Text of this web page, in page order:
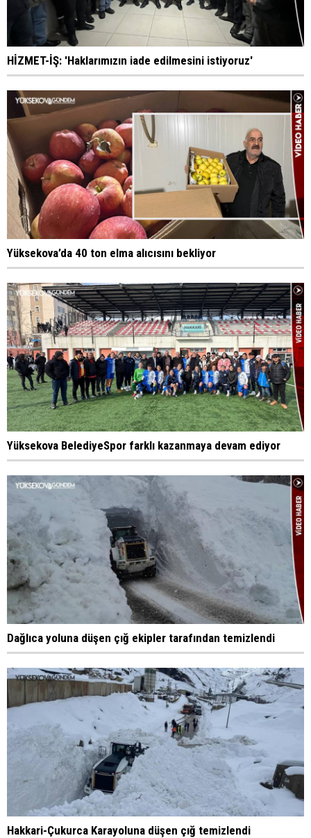
HİZMET-İŞ: 'Haklarımızın iade edilmesini istiyoruz'
Yüksekova’da 40 ton elma alıcısını bekliyor
Yüksekova BelediyeSpor farklı kazanmaya devam ediyor
Dağlıca yoluna düşen çığ ekipler tarafından temizlendi
Hakkari-Çukurca Karayoluna düşen çığ temizlendi